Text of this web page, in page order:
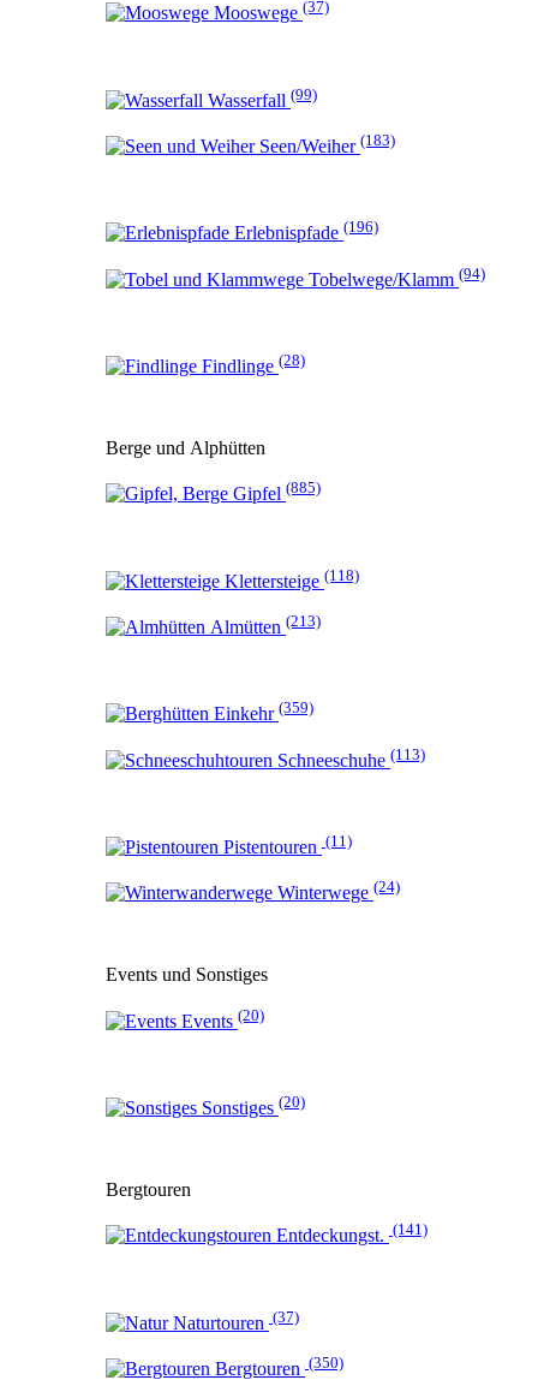
Mooswege (37)
Wasserfall (99)
Seen/Weiher (183)
Erlebnispfade (196)
Tobelwege/Klamm (94)
Findlinge (28)
Berge und Alphütten
Gipfel (885)
Klettersteige (118)
Almütten (213)
Einkehr (359)
Schneeschuhe (113)
Pistentouren (11)
Winterwege (24)
Events und Sonstiges
Events (20)
Sonstiges (20)
Bergtouren
Entdeckungst. (141)
Naturtouren (37)
Bergtouren (350)